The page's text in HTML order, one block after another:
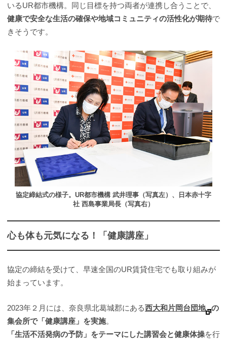
いるUR都市機構。同じ目標を持つ両者が連携し合うことで、
健康で安全な生活の確保や地域コミュニティの活性化が期待で
きそうです。
協定締結式の様子。UR都市機構 武井理事（写真左）、日本赤十字
社 西島事業局長（写真右）
心も体も元気になる！「健康講座」
協定の締結を受けて、早速全国のUR賃貸住宅でも取り組みが
始まっています。
2023年２月には、奈良県北葛城郡にある西大和片岡台団地
の
集会所で「健康講座」を実施。
「生活不活発病の予防」をテーマにした講習会と健康体操を行